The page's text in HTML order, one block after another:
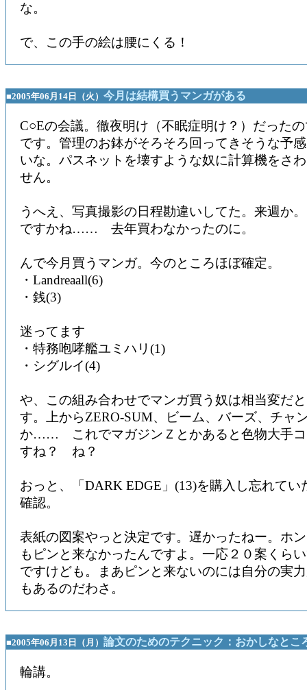
な。
で、この手の絵は腰にくる！
■2005年06月14日（火） 今月は結構買うマンガがある
C○Eの会議。徹夜明け（不眠症明け？）だった
です。管理のお鉢がそろそろ回ってきそうな予
いな。パスネットを壊すような奴に計算機をさ
せん。
うへえ、写真撮影の日程勘違いしてた。来週か
ですかね…… 去年買わなかったのに。
んで今月買うマンガ。今のところほぼ確定。
・Landreaall(6)
・銭(3)
迷ってます
・特務咆哮艦ユミハリ(1)
・シグルイ(4)
や、この組み合わせでマンガ買う奴は相当変だ
す。上からZERO-SUM、ビーム、バーズ、チャ
か…… これでマガジンＺとかあると色物大手コ
すね？ ね？
おっと、「DARK EDGE」(13)を購入し忘れてい
確認。
表紙の図案やっと決定です。遅かったねー。ホ
もピンと来なかったんですよ。一応２０案くら
ですけども。まあピンと来ないのには自分の実
もあるのだわさ。
■2005年06月13日（月） 論文のためのテクニック：おかしなとこ
輪講。